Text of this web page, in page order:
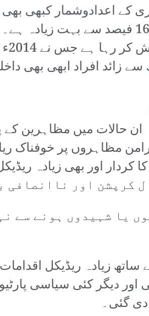
نوجوانوں میں 16 فیصد سے
حالات میں مظاہرین کے
مظاہروں پر خوفناک
یا شہیدوں ہونے سے
ساتھ زیادہ ریڈیکل
اور دیگر کئی سیاسی
گئی۔